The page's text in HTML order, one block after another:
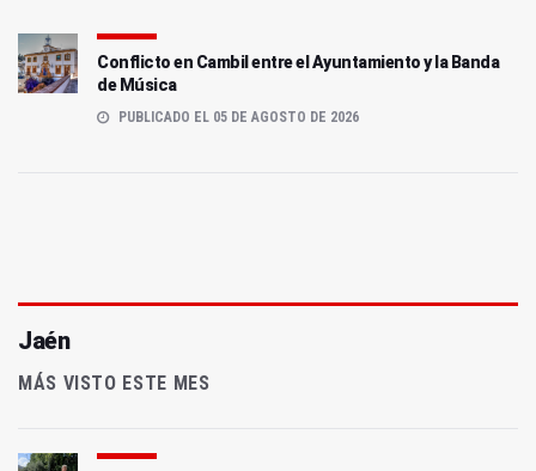
Conflicto en Cambil entre el Ayuntamiento y la Banda
de Música
PUBLICADO EL 05 DE AGOSTO DE 2026
Jaén
MÁS VISTO ESTE MES